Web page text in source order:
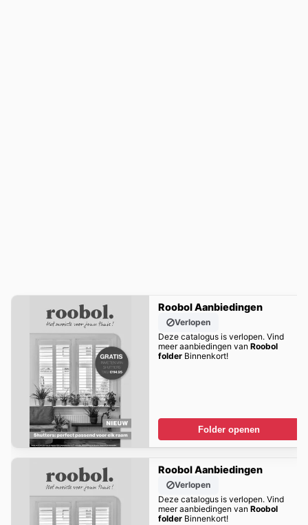
Roobol Aanbiedingen
Verlopen
Deze catalogus is verlopen. Vind
meer aanbiedingen van Roobol
folderBinnenkort!
Folder openen
Roobol Aanbiedingen
Verlopen
Deze catalogus is verlopen. Vind
meer aanbiedingen van Roobol
folderBinnenkort!